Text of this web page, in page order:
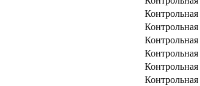
Контрольная
Контрольная
Контрольная
Контрольная
Контрольная
Контрольная